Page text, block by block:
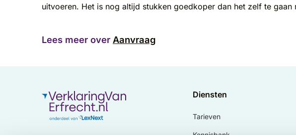
uitvoeren. Het is nog altijd stukken goedkoper dan het zelf te gaan
Lees meer over Aanvraag
Diensten
Tarieven